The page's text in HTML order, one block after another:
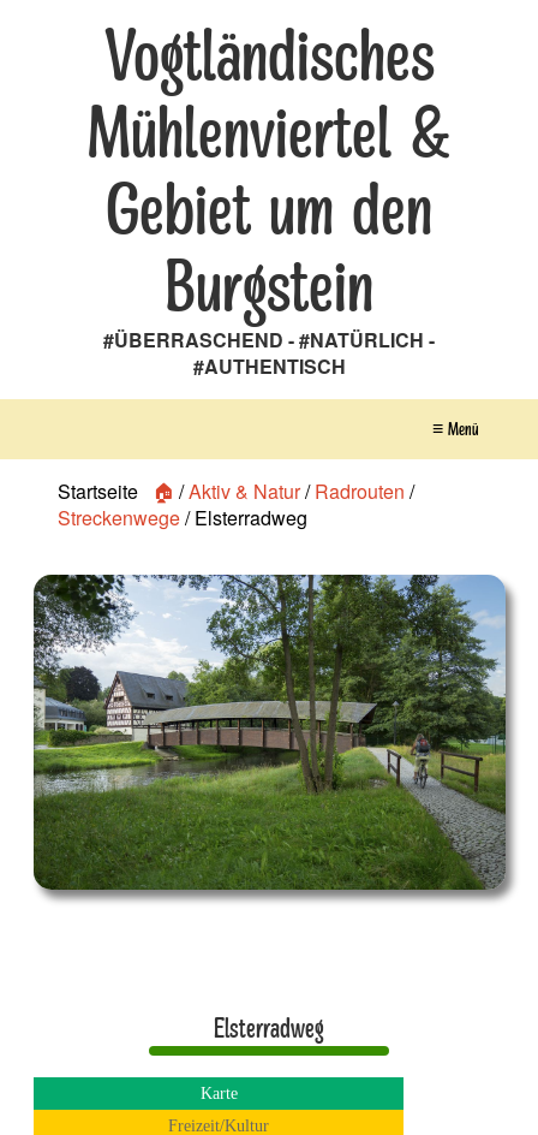
Vogtländisches
Mühlenviertel &
Gebiet um den
Burgstein
#ÜBERRASCHEND - #NATÜRLICH -
#AUTHENTISCH
≡ Menü
Startseite 🏠 /Aktiv & Natur/ Radrouten /
Streckenwege/ Elsterradweg
Elsterradweg